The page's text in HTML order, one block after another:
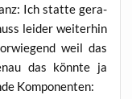
Ich stat­te gera­
lei­der wei­ter­hin
weil das
das könn­te ja
Komponenten: